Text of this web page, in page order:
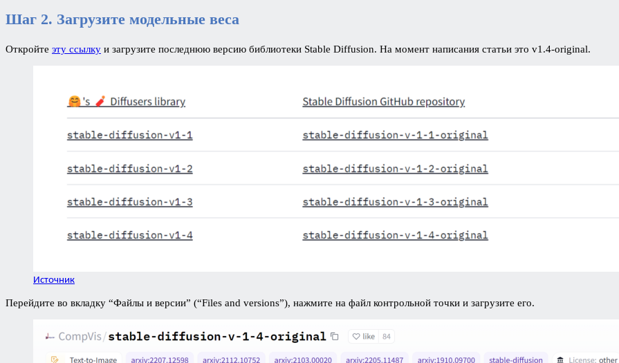
Шаг 2. Загрузите модельные веса
Откройте эту ссылку и загрузите последнюю версию библиотеки Stable Diffusion. На момент написания статьи это v1.4-original.
Источник
Перейдите во вкладку “Файлы и версии” (“Files and versions”), нажмите на файл контрольной точки и загрузите его.